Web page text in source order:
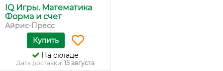
IQ Игры. Математика
Форма и счет
Айрис-Пресс
Купить
На складе
Дата доставки: 15 августа